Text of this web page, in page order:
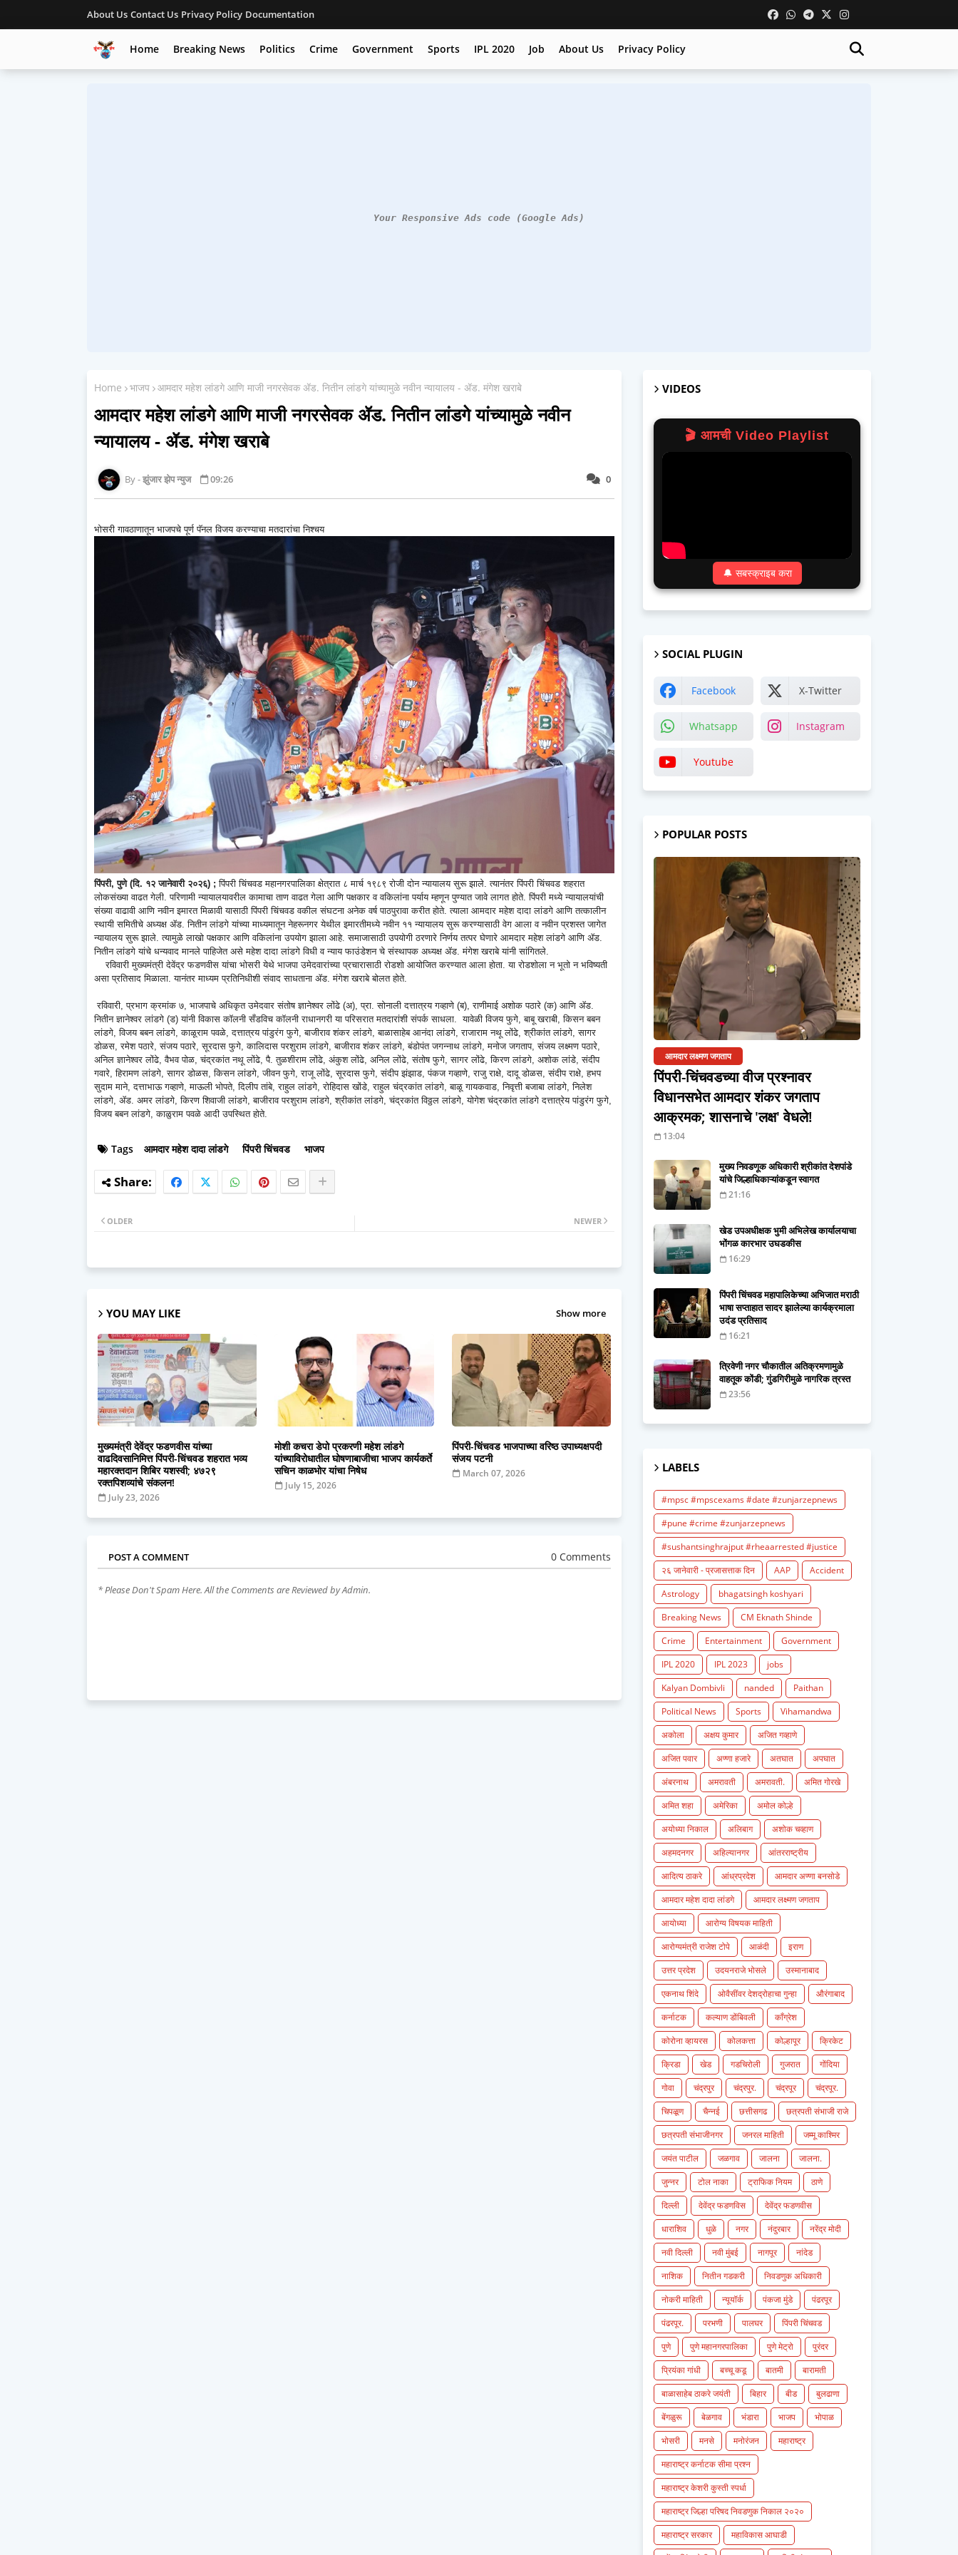
About Us Contact Us Privacy Policy Documentation
Home Breaking News Politics Crime Government Sports IPL 2020 Job About Us Privacy Policy
Your Responsive Ads code (Google Ads)
Home भाजप आमदार महेश लांडगे आणि माजी नगरसेवक ॲड. नितीन लांडगे यांच्यामुळे नवीन न्यायालय - ॲड. मंगेश खराबे
आमदार महेश लांडगे आणि माजी नगरसेवक ॲड. नितीन लांडगे यांच्यामुळे नवीन
न्यायालय - ॲड. मंगेश खराबे
0
झुंजार झेप न्युज 09:26
भोसरी गावठाणातून भाजपचे पूर्ण पॅनल विजय करण्याचा मतदारांचा निश्चय
पिंपरी, पुणे (दि. १२ जानेवारी २०२६) ;पिंपरी चिंचवड महानगरपालिका क्षेत्रात ८ मार्च १९८९ रोजी दोन न्यायालय सुरू झाले. त्यानंतर पिंपरी चिंचवड शहरात
लोकसंख्या वाढत गेली. परिणामी न्यायालयावरील कामाचा ताण वाढत गेला आणि पक्षकार व वकिलांना पर्याय म्हणून पुण्यात जावे लागत होते. पिंपरी मध्ये न्यायालयांची
संख्या वाढावी आणि नवीन इमारत मिळावी यासाठी पिंपरी चिंचवड वकील संघटना अनेक वर्ष पाठपुरावा करीत होते. त्याला आमदार महेश दादा लांडगे आणि तत्कालीन
स्थायी समितीचे अध्यक्ष ॲड. नितीन लांडगे यांच्या माध्यमातून नेहरूनगर येथील इमारतीमध्ये नवीन ११ न्यायालय सुरू करण्यासाठी वेग आला व नवीन प्रशस्त जागेत
न्यायालय सुरू झाले. त्यामुळे लाखो पक्षकार आणि वकिलांना उपयोग झाला आहे. समाजासाठी उपयोगी ठरणारे निर्णय तत्पर घेणारे आमदार महेश लांडगे आणि ॲड.
नितीन लांडगे यांचे धन्यवाद मानले पाहिजेत असे महेश दादा लांडगे विधी व न्याय फाउंडेशन चे संस्थापक अध्यक्ष ॲड. मंगेश खराबे यांनी सांगितले.
रविवारी मुख्यमंत्री देवेंद्र फडणवीस यांचा भोसरी येथे भाजपा उमेदवारांच्या प्रचारासाठी रोडशो आयोजित करण्यात आला होता. या रोडशोला न भूतो न भविष्यती
असा प्रतिसाद मिळाला. यानंतर माध्यम प्रतिनिधीशी संवाद साधताना ॲड. मंगेश खराबे बोलत होते.
रविवारी, प्रभाग क्रमांक ७, भाजपाचे अधिकृत उमेदवार संतोष ज्ञानेश्वर लोंढे (अ), प्रा. सोनाली दत्तात्रय गव्हाणे (ब), राणीमाई अशोक पठारे (क) आणि ॲड.
नितीन ज्ञानेश्वर लांडगे (ड) यांनी विकास कॉलनी सँडविच कॉलनी राधानगरी या परिसरात मतदारांशी संपर्क साधला. यावेळी विजय फुगे, बाबू खराबी, किसन बबन
लांडगे, विजय बबन लांडगे, काळूराम पवळे, दत्तात्रय पांडुरंग फुगे, बाजीराव शंकर लांडगे, बाळासाहेब आनंदा लांडगे, राजाराम नथू लोंढे, श्रीकांत लांडगे, सागर
डोळस, रमेश पठारे, संजय पठारे, सूरदास फुगे, कालिदास परशुराम लांडगे, बाजीराव शंकर लांडगे, बंडोपंत जगन्नाथ लांडगे, मनोज जगताप, संजय लक्ष्मण पठारे,
अनिल ज्ञानेश्वर लोंढे, वैभव पोळ, चंद्रकांत नथू लोंढे, पै. तुळशीराम लोंढे, अंकुश लोंढे, अनिल लोंढे, संतोष फुगे, सागर लोंढे, किरण लांडगे, अशोक लांडे, संदीप
गवारे, हिरामण लांडगे, सागर डोळस, किसन लांडगे, जीवन फुगे, राजू लोंढे, सूरदास फुगे, संदीप झंझाड, पंकज गव्हाणे, राजु राक्षे, दादू डोळस, संदीप राक्षे, हभप
सुदाम माने, दत्ताभाऊ गव्हाणे, माऊली भोपते, दिलीप तांबे, राहुल लांडगे, रोहिदास खोंडे, राहुल चंद्रकांत लांडगे, बाळू गायकवाड, निवृत्ती बजाबा लांडगे, निलेश
लांडगे, ॲड. अमर लांडगे, किरण शिवाजी लांडगे, बाजीराव परशुराम लांडगे, श्रीकांत लांडगे, चंद्रकांत विठ्ठल लांडगे, योगेश चंद्रकांत लांडगे दत्तात्रेय पांडुरंग फुगे,
विजय बबन लांडगे, काळुराम पवळे आदी उपस्थित होते.
Tags आमदार महेश दादा लांडगे पिंपरी चिंचवड भाजप
NEWER
OLDER
YOU MAY LIKE Show more
मुख्यमंत्री देवेंद्र फडणवीस यांच्या
वाढदिवसानिमित्त पिंपरी-चिंचवड शहरात भव्य
महारक्तदान शिबिर यशस्वी; ४७२९
रक्तपिशव्यांचे संकलन!
July 23, 2026
मोशी कचरा डेपो प्रकरणी महेश लांडगे
यांच्याविरोधातील घोषणाबाजीचा भाजप कार्यकर्ते
सचिन काळभोर यांचा निषेध
July 15, 2026
पिंपरी-चिंचवड भाजपाच्या वरिष्ठ उपाध्यक्षपदी
संजय पटनी
March 07, 2026
POST A COMMENT 0 Comments
* Please Don't Spam Here. All the Comments are Reviewed by Admin.
VIDEOS
🎬 आमची Video Playlist
🔔 सबस्क्राइब करा
SOCIAL PLUGIN
Facebook X-Twitter
Whatsapp Instagram
Youtube
POPULAR POSTS
आमदार लक्ष्मण जगताप
पिंपरी-चिंचवडच्या वीज प्रश्नावर
विधानसभेत आमदार शंकर जगताप
आक्रमक; शासनाचे 'लक्ष' वेधले!
13:04
मुख्य निवडणूक अधिकारी श्रीकांत देशपांडे
यांचे जिल्हाधिकाऱ्यांकडून स्वागत
21:16
खेड उपअधीक्षक भुमी अभिलेख कार्यालयाचा
भोंगळ कारभार उघडकीस
16:29
पिंपरी चिंचवड महापालिकेच्या अभिजात मराठी
भाषा सप्ताहात सादर झालेल्या कार्यक्रमाला
उदंड प्रतिसाद
16:21
त्रिवेणी नगर चौकातील अतिक्रमणामुळे
वाहतूक कोंडी; गुंडगिरीमुळे नागरिक त्रस्त
23:56
LABELS
#mpsc #mpscexams #date #zunjarzepnews
#pune #crime #zunjarzepnews
#sushantsinghrajput #rheaarrested #justice
२६ जानेवारी - प्रजासत्ताक दिन
AAP
Accident
Astrology
bhagatsingh koshyari
Breaking News
CM Eknath Shinde
Crime
Entertainment
Government
IPL 2020
IPL 2023
jobs
Kalyan Dombivli
nanded
Paithan
Political News
Sports
Vihamandwa
अकोला
अक्षय कुमार
अजित गव्हाणे
अजित पवार
अण्णा हजारे अतघात
अपघात
अंबरनाथ
अमरावती अमरावती.
अमित गोरखे
अमित शहा
अमेरिका
अमोल कोल्हे
अयोध्या निकाल
अलिबाग
अशोक चव्हाण
अहमदनगर
अहिल्यानगर
आंतरराष्ट्रीय
आदित्य ठाकरे
आंध्रप्रदेश
आमदार अण्णा बनसोडे
आमदार महेश दादा लांडगे
आमदार लक्ष्मण जगताप
आयोध्या
आरोग्य विषयक माहिती
आरोग्यमंत्री राजेश टोपे
आळंदी
इराण
उत्तर प्रदेश
उदयनराजे भोसले
उस्मानाबाद
एकनाथ शिंदे
ओवैसींवर देशद्रोहाचा गुन्हा
औरंगाबाद
कर्नाटक
कल्याण डोंबिवली
काँग्रेश
कोरोना व्हायरस
कोलकत्ता कोल्हापूर
क्रिकेट
क्रिडा
खेड गडचिरोली गुजरात
गोंदिया
गोवा
चंद्रपुर चंद्रपुर. चंद्रपूर
चंद्रपूर.
चिपळूण
चैन्नई छत्तीसगढ
छत्रपती संभाजी राजे
छत्रपती संभाजीनगर
जनरल माहिती
जम्मू काश्मिर
जयंत पाटील
जळगाव जालना
जालना.
जुन्नर
टोल नाका ट्राफिक नियम
ठाणे
दिल्ली
देवेंद्र फडणविस
देवेंद्र फडणवीस
धाराशिव
धुळे नगर नंदुरबार
नरेंद्र मोदी
नवी दिल्ली
नवी मुंबई नागपूर
नांदेड
नाशिक
नितीन गडकरी
निवडणुक अधिकारी
नोकरी माहिती
न्यूयॉर्क पंकजा मुंडे
पंढरपूर
पंढरपूर.
परभणी पालघर
पिंपरी चिंचवड
पुणे
पुणे महानगरपालिका पुणे मेट्रो
पुरंदर
प्रियंका गांधी
बच्चू कडू बातमी
बारामती
बाळासाहेब ठाकरे जयंती
बिहार बीड
बुलढाणा
बेंगळुरू
बेळगाव भंडारा भाजप
भोपाळ
भोसरी
मनसे मनोरंजन
महाराष्ट्र
महाराष्ट्र कर्नाटक सीमा प्रश्न
महाराष्ट्र केशरी कुस्ती स्पर्धा
महाराष्ट्र जिल्हा परिषद निवडणुक निकाल २०२०
महाराष्ट्र सरकार
महाविकास आघाडी